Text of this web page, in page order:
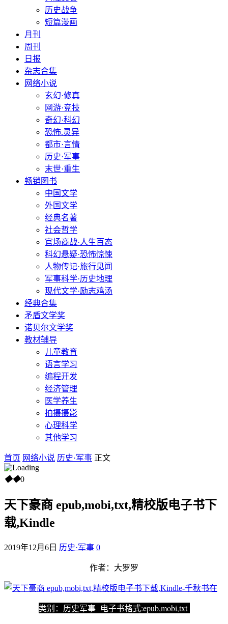
历史战争
短篇漫画
月刊
周刊
日报
杂志合集
网络小说
玄幻·修真
网游·竞技
奇幻·科幻
恐怖.灵异
都市·言情
历史·军事
末世·重生
畅销图书
中国文学
外国文学
经典名著
社会哲学
官场商战·人生百态
科幻悬疑·恐怖惊悚
人物传记·旅行见闻
军事科学·历史地理
现代文学·励志鸡汤
经典合集
矛盾文学奖
诺贝尔文学奖
教材辅导
儿童教育
语言学习
编程开发
经济管理
医学养生
拍摄摄影
心理科学
其他学习
首页 网络小说 历史·军事 正文
◆◆0
天下豪商 epub,mobi,txt,精校版电子书下
载,Kindle
2019年12月6日 历史·军事 0
作者：大罗罗
类别：历史军事 电子书格式:epub,mobi,txt